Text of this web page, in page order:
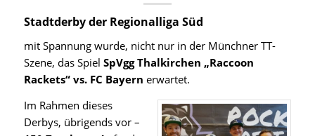
Stadtderby der Regionalliga Süd
mit Spannung wurde, nicht nur in der Münchner TT-
Szene, das Spiel SpVgg Thalkirchen „Raccoon
Rackets“ vs. FC Bayern erwartet.
Im Rahmen dieses
Derbys, übrigends vor –